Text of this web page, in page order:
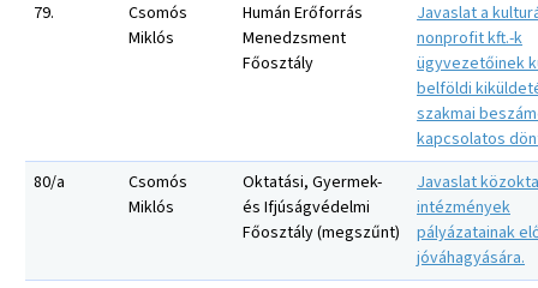
79.
Csomós
Miklós
Humán Erőforrás
Menedzsment
Főosztály
Javaslat a
nonprofit kft.-k
ügyvezetőinek
belföldi
szakmai
kapcsolatos
80/a
Csomós
Miklós
Oktatási, Gyermek-
és Ifjúságvédelmi
Főosztály (megszűnt)
Javaslat
intézmények
pályázatainak
jóváhagyására.